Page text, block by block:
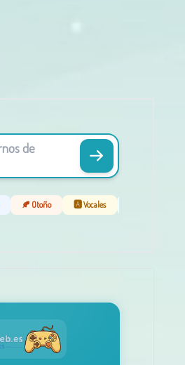
🍂 Otoño 🅰️ Vocales